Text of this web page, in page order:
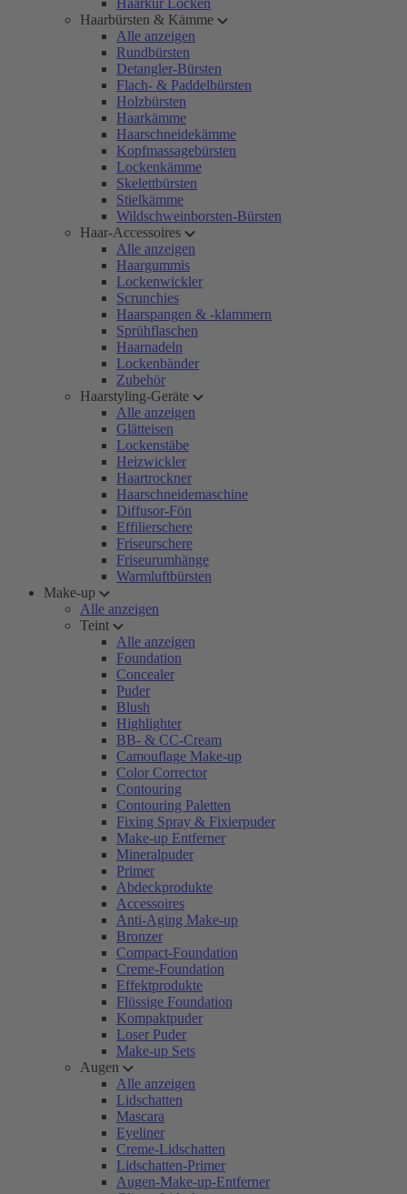
Haarkur Locken
Haarbürsten & Kämme
Alle anzeigen
Rundbürsten
Detangler-Bürsten
Flach- & Paddelbürsten
Holzbürsten
Haarkämme
Haarschneidekämme
Kopfmassagebürsten
Lockenkämme
Skelettbürsten
Stielkämme
Wildschweinborsten-Bürsten
Haar-Accessoires
Alle anzeigen
Haargummis
Lockenwickler
Scrunchies
Haarspangen & -klammern
Sprühflaschen
Haarnadeln
Lockenbänder
Zubehör
Haarstyling-Geräte
Alle anzeigen
Glätteisen
Lockenstäbe
Heizwickler
Haartrockner
Haarschneidemaschine
Diffusor-Fön
Effilierschere
Friseurschere
Friseurumhänge
Warmluftbürsten
Make-up
Alle anzeigen
Teint
Alle anzeigen
Foundation
Concealer
Puder
Blush
Highlighter
BB- & CC-Cream
Camouflage Make-up
Color Corrector
Contouring
Contouring Paletten
Fixing Spray & Fixierpuder
Make-up Entferner
Mineralpuder
Primer
Abdeckprodukte
Accessoires
Anti-Aging Make-up
Bronzer
Compact-Foundation
Creme-Foundation
Effektprodukte
Flüssige Foundation
Kompaktpuder
Loser Puder
Make-up Sets
Augen
Alle anzeigen
Lidschatten
Mascara
Eyeliner
Creme-Lidschatten
Lidschatten-Primer
Augen-Make-up-Entferner